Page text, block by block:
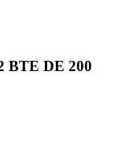
BTE DE 200